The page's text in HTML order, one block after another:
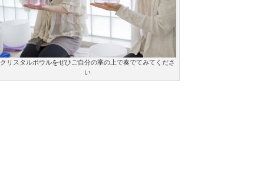
クリスタルボウルをぜひご自分の掌の上で奏でてみてくださ
い